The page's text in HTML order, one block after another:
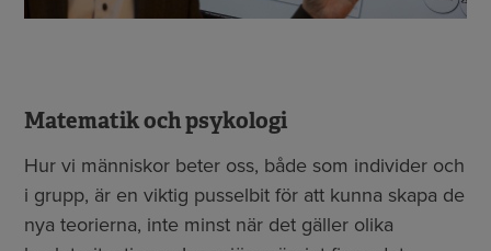
Matematik och psykologi
Hur vi människor beter oss, både som individer och
i grupp, är en viktig pusselbit för att kunna skapa de
nya teorierna, inte minst när det gäller olika